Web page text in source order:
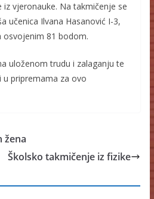
vjeronauke. Na takmičenje se
učenica Ilvana Hasanović I-3,
osvojenim 81 bodom.
uloženom trudu i zalaganju te
pripremama za ovo
žena
Školsko takmičenje iz fizike